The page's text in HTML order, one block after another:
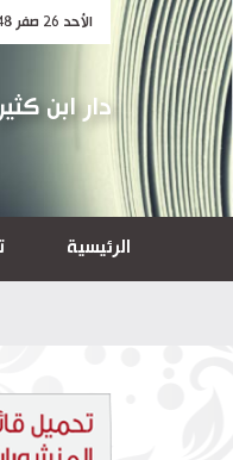
الأحد 26 صفر 1448 - 09 أغسطس 2026 - الساعة الآن 11:22 بتوقيت مكة المكرمة
دار ابن
الرئيسية